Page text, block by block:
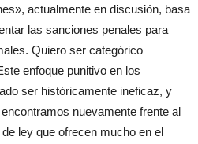
actualmente en discusión, basa
las sanciones penales para
Quiero ser categórico
enfoque punitivo en los
ser históricamente ineficaz, y
nuevamente frente al
ley que ofrecen mucho en el